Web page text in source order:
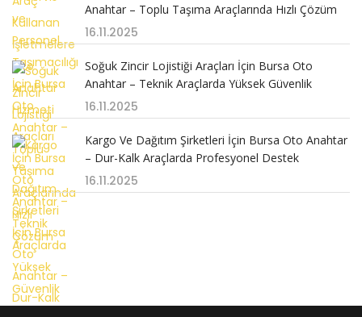
Anahtar – Toplu Taşıma Araçlarında Hızlı Çözüm
16.11.2025
Soğuk Zincir Lojistiği Araçları İçin Bursa Oto
Anahtar – Teknik Araçlarda Yüksek Güvenlik
16.11.2025
Kargo Ve Dağıtım Şirketleri İçin Bursa Oto Anahtar
– Dur-Kalk Araçlarda Profesyonel Destek
16.11.2025